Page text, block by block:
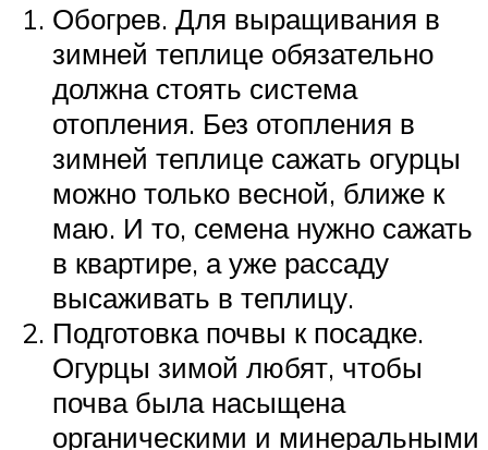
Обогрев. Для выращивания в
зимней теплице обязательно
должна стоять система
отопления. Без отопления в
зимней теплице сажать огурцы
можно только весной, ближе к
маю. И то, семена нужно сажать
в квартире, а уже рассаду
высаживать в теплицу.
Подготовка почвы к посадке.
Огурцы зимой любят, чтобы
почва была насыщена
органическими и минеральными